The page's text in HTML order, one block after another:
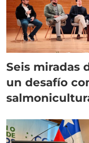
Seis miradas
un desafío